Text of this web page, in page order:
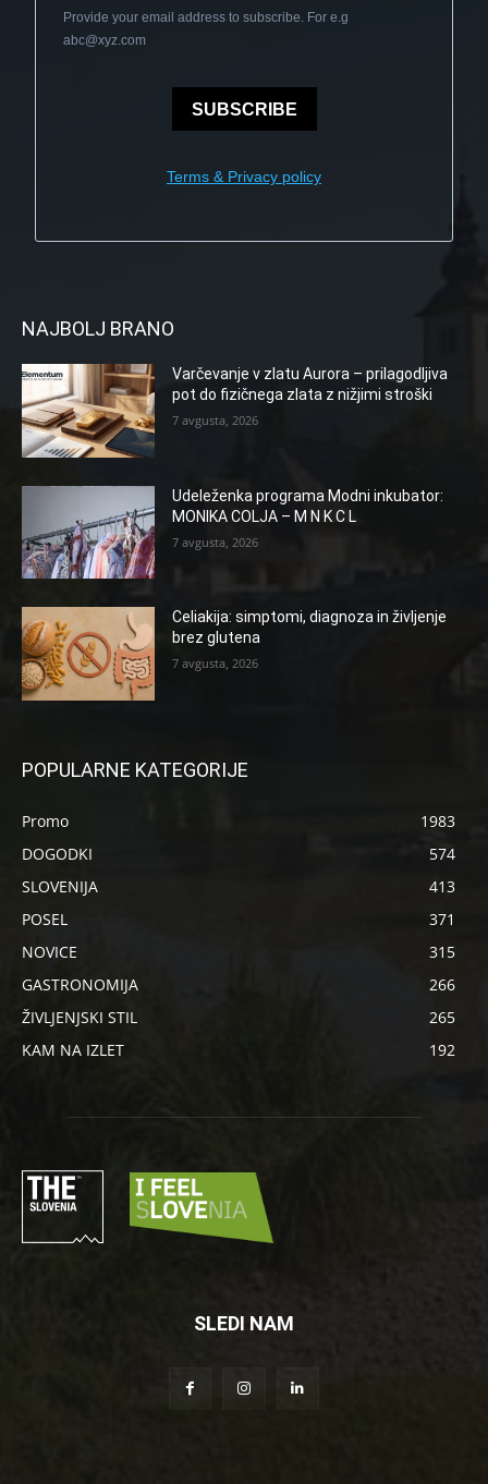
Provide your email address to subscribe. For e.g
abc@xyz.com
SUBSCRIBE
Terms & Privacy policy
NAJBOLJ BRANO
Varčevanje v zlatu Aurora – prilagodljiva
pot do fizičnega zlata z nižjimi stroški
7 avgusta, 2026
Udeleženka programa Modni inkubator:
MONIKA COLJA – M N K C L
7 avgusta, 2026
Celiakija: simptomi, diagnoza in življenje
brez glutena
7 avgusta, 2026
POPULARNE KATEGORIJE
Promo
1983
DOGODKI
574
SLOVENIJA
413
POSEL
371
NOVICE
315
GASTRONOMIJA
266
ŽIVLJENJSKI STIL
265
KAM NA IZLET
192
SLEDI NAM